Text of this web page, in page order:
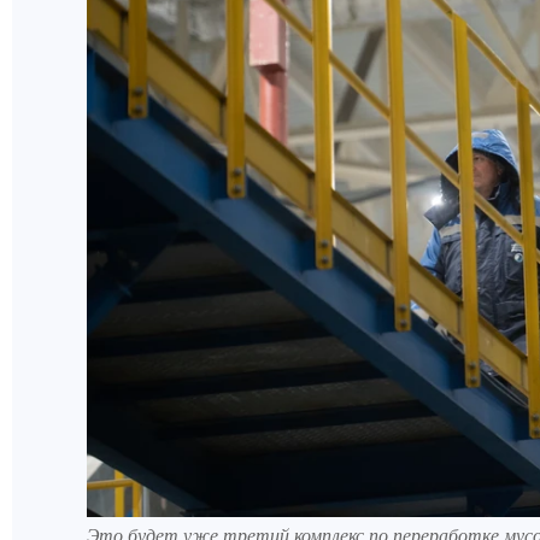
Это будет уже третий комплекс по переработке